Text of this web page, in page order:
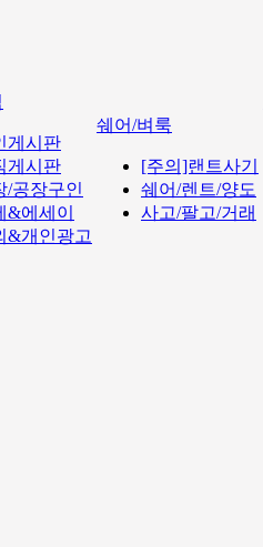
게시판
게시판
/공장구인
&에세이
&개인광고
쉐어/벼룩
[주의]랜트사기
쉐어/렌트/양도
사고/팔고/거래